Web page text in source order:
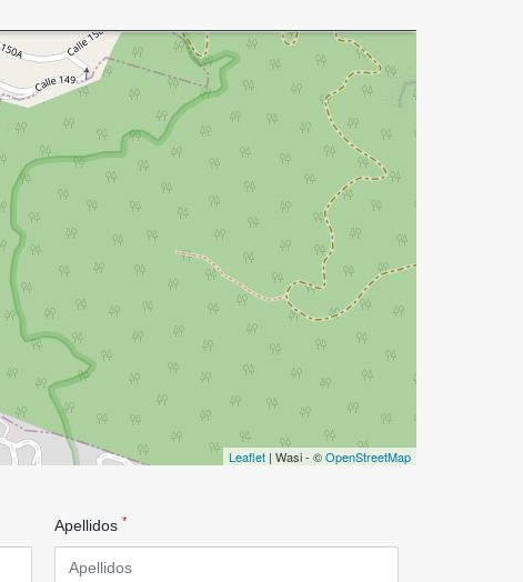
Leaflet | Wasi - ©OpenStreetMap
Apellidos *